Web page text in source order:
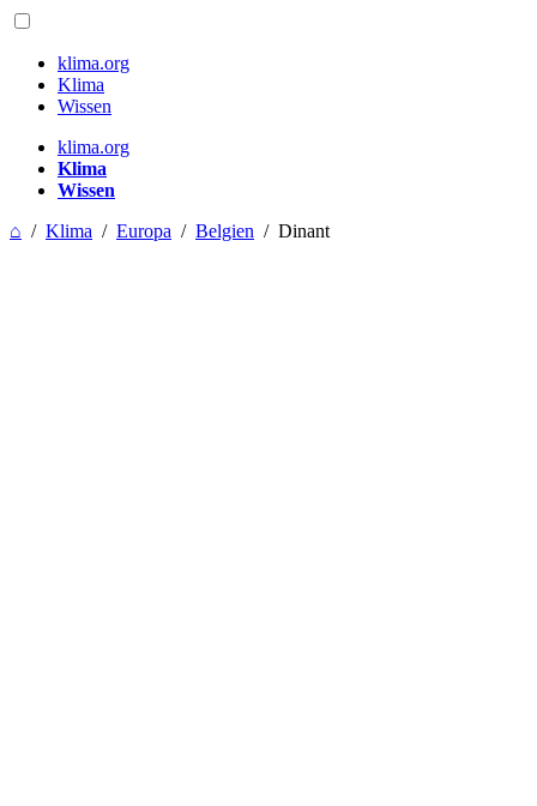
klima.org
Klima
Wissen
klima.org
Klima
Wissen
⌂ / Klima / Europa / Belgien / Dinant